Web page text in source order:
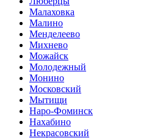
Малаховка
Малино
Менделеево
Михнево
Можайск
Молодежный
Монино
Московский
Мытищи
Наро-Фоминск
Нахабино
Некрасовский